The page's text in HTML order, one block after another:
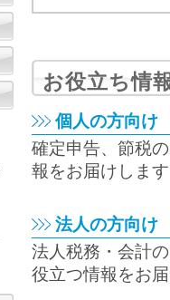
お役立ち情
個人の方向け
確定申告、節税
報をお届けしま
法人の方向け
法人税務・会計
役立つ情報をお